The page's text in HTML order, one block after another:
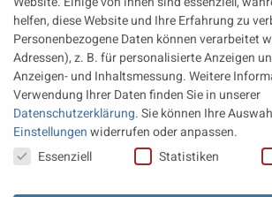
Eine neue Generation von Perkins
operativen Testbetrieb
Rechtliches
Impressum
Datenschutz
helfen, diese Website und Ihre Erfahrung zu
Personenbezogene Daten können verarbeitet
Adressen), z. B. für personalisierte Anzeigen
Anzeigen- und Inhaltsmessung.Weitere
Verwendung Ihrer Daten finden Sie in unserer
Datenschutzerklärung.Sie können Ihre
Einstellungenwiderrufen oder anpassen.
Datenschutzeinstellungen
Essenziell Statistiken